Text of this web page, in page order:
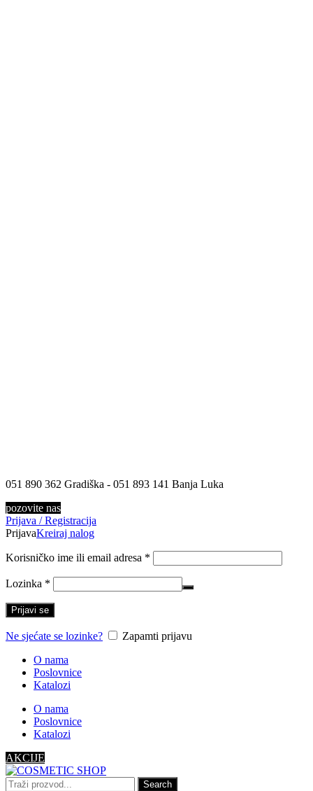
051 890 362 Gradiška - 051 893 141 Banja Luka
pozovite nas
Prijava / Registracija
PrijavaKreiraj nalog
Korisničko ime ili email adresa *
Lozinka *
Prijavi se
Ne sjećate se lozinke?
Zapamti prijavu
O nama
Poslovnice
Katalozi
O nama
Poslovnice
Katalozi
AKCIJE
Search